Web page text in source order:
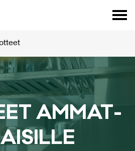
Hae
AM­MAT­